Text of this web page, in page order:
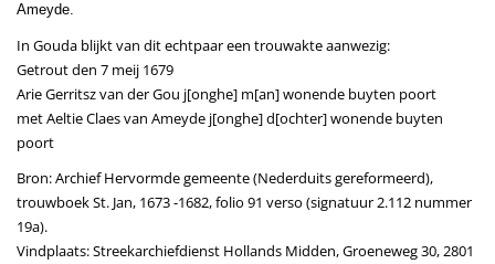
Ameyde.
In Gouda blijkt van dit echtpaar een trouwakte aanwezig:
Getrout den 7 meij 1679
Arie Gerritsz van der Gou j[onghe] m[an] wonende buyten poort
met Aeltie Claes van Ameyde j[onghe] d[ochter] wonende buyten
poort
Bron: Archief Hervormde gemeente (Nederduits gereformeerd),
trouwboek St. Jan, 1673 -1682, folio 91 verso (signatuur 2.112 nummer
19a).
Vindplaats: Streekarchiefdienst Hollands Midden, Groeneweg 30, 2801